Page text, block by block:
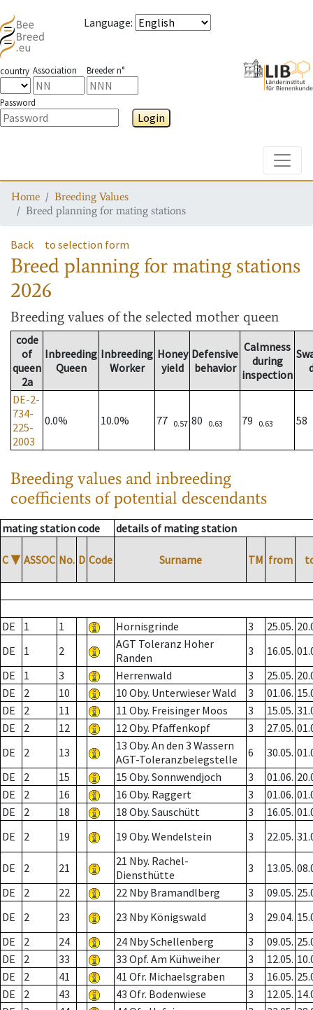
Language:
country Association Breeder n°
Password
Login
Home
Breeding Values
Breed planning for mating stations
Back to selection form
Breed planning for mating stations
2026
Breeding values of the selected mother queen
code
of
queen
2a
Inbreeding
Queen
Inbreeding
Worker
Honey
yield
Defensive
behavior
Calmness
during
inspection
DE-2-
734-
225-
2003
0.0% 10.0% 77 0.57 80 0.63 79 0.63 58
Breeding values and inbreeding
coefficients of potential descendants
mating station code details of mating station
C ▼ ASSOC No. D Code Surname TM from
DE 1 1 Hornisgrinde 3 25.05.
DE
1 2
AGT Toleranz Hoher
Randen
3 16.05.
DE
1 3 Herrenwald 3 25.05.
DE
2 10 10 Oby. Unterwieser Wald 3 01.06.
DE
2 11 11 Oby. Freisinger Moos 3 15.05.
DE
2 12 12 Oby. Pfaffenkopf 3 27.05.
DE
2 13
13 Oby. An den 3 Wassern
AGT-Toleranzbelegstelle
6 30.05.
DE
2 15 15 Oby. Sonnwendjoch 3 01.06.
DE
2 16 16 Oby. Raggert 3 01.06.
DE
2 18 18 Oby. Sauschütt 3 16.05.
DE
2 19 19 Oby. Wendelstein 3 22.05.
DE 2 21
21 Nby. Rachel-
Diensthütte
3 13.05.
DE
2 22 22 Nby Bramandlberg 3 09.05.
DE
2 23 23 Nby Königswald 3 29.04.
DE
2 24 24 Nby Schellenberg 3 09.05.
DE
2 33 33 Opf. Am Kühweiher 3 12.05.
DE
2 41 41 Ofr. Michaelsgraben 3 16.05.
DE
2 43 43 Ofr. Bodenwiese 3 12.05.